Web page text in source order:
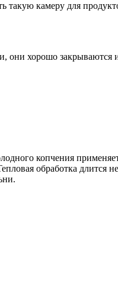
такую камеру для
они хорошо закрываются
копчения
обработка длится